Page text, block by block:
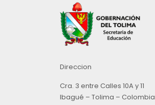
Direccion
Cra. 3 entre Calles 10A y 11
Ibagué – Tolima – Colombia